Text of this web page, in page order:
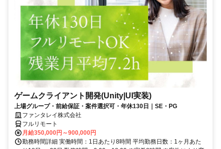
ゲームクライアント開発(Unity|UI実装)
上場グループ・前給保証・案件選択可・年休130日｜SE・PG
ファンタレイ株式会社
フルリモート
月給350,000円～900,000円
勤務時間詳細 実働時間：1日あたり8時間 平均勤務日数：1ヶ月あた